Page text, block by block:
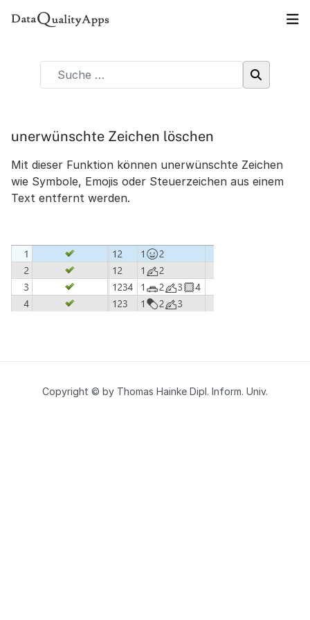
unerwünschte Zeichen löschen
Mit dieser Funktion können unerwünschte Zeichen
wie Symbole, Emojis oder Steuerzeichen aus einem
Text entfernt werden.
Copyright © by Thomas Hainke Dipl. Inform. Univ.